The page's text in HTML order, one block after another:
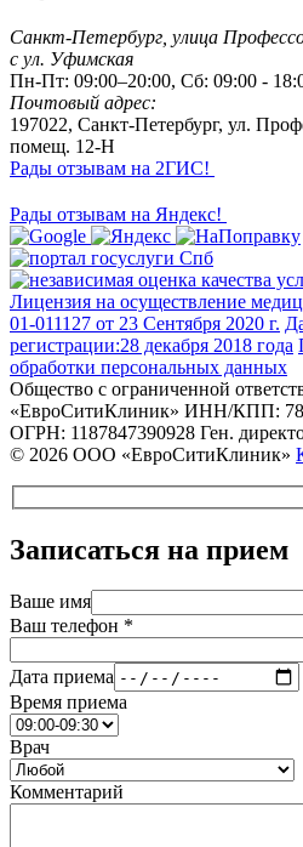
Санкт-Петербург, улица
с ул. Уфимская
Пн-Пт: 09:00–20:00, Сб: 09:00 -
Почтовый адрес:
197022, Санкт-Петербург, ул.
помещ. 12-Н
Рады отзывам на 2ГИС!
Рады отзывам на Яндекс!
Лицензия на осуществление
01-011127 от 23 Сентября 2020 г.
регистрации:28 декабря 2018 года
обработки персональных данных
Общество с ограниченной
«ЕвроСитиКлиник» ИНН/КПП:
ОГРН: 1187847390928 Ген.
© 2026 ООО «ЕвроСитиКлиник»
Записаться на прием
Ваше имя
Ваш телефон *
Дата приема
Время приема
Врач
Комментарий